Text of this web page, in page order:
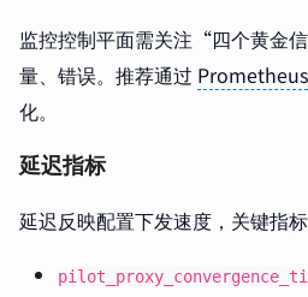
监控控制平面需关注“四个黄金
量、错误。推荐通过 Prometheus
化。
延迟指标
延迟反映配置下发速度，关键指标